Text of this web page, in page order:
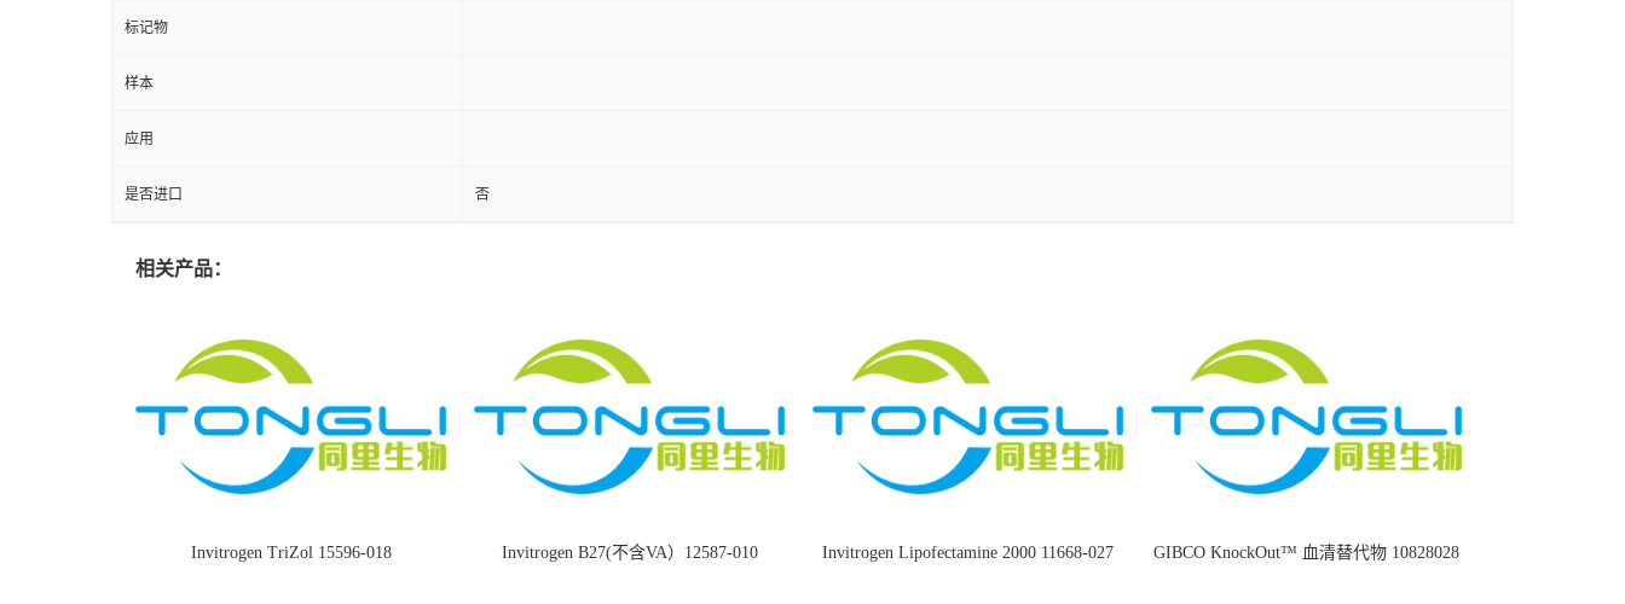
标记物
样本
应用
是否进口 否
相关产品：
Invitrogen TriZol 15596-018 Invitrogen B27(不含VA）12587-010 Invitrogen Lipofectamine 2000 11668-027 GIBCO KnockOut™ 血清替代物 10828028